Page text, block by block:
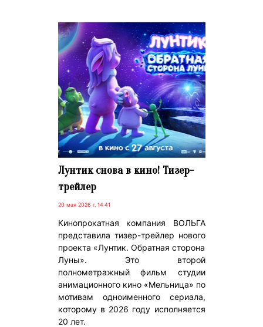
Лунтик снова в кино! Тизер-
трейлер
20 мая 2026 г. 14:41
Кинопрокатная компания ВОЛЬГА
представила тизер-трейлер нового
проекта «Лунтик. Обратная сторона
Луны». Это второй
полнометражный фильм студии
анимационного кино «Мельница» по
мотивам одноименного сериала,
которому в 2026 году исполняется
20 лет.